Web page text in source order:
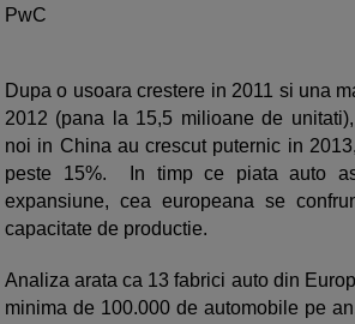
PwC
Dupa o usoara crestere in 2011 si una
2012 (pana la 15,5 milioane de
noi in China au crescut puternic in
peste 15%. In timp ce piata auto
expansiune, cea europeana se
capacitate de productie.
Analiza arata ca 13 fabrici auto din
minima de 100.000 de automobile pe